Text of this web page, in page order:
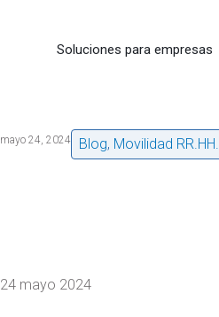
Soluciones para empresas
mayo 24, 2024 Blog, Movilidad RR.HH.
24 mayo 2024